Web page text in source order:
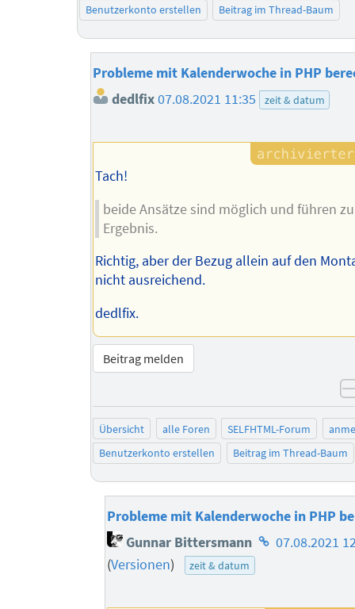
Benutzerkonto erstellen
Beitrag im Thread-Baum
Probleme mit Kalenderwoche in PHP
dedlfix07.08.2021 11:35 zeit & datum
Tach!
beide Ansätze sind möglich und führen
Ergebnis.
Richtig, aber der Bezug allein auf den
nicht ausreichend.
dedlfix.
Beitrag melden
Übersicht alle Foren SELFHTML-Forum
Benutzerkonto erstellen
Beitrag im Thread-Baum
Probleme mit Kalenderwoche in PHP
Gunnar Bittersmann Homepage
des
07.08.2021
(Versionen) zeit & datum